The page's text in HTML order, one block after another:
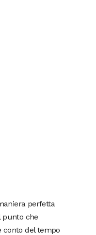
perfetta
punto che
conto del tempo